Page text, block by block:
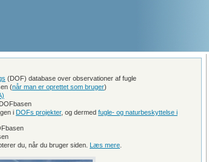
(DOF) database over observationer af fugle
(når man er oprettet som bruger)
i DOFs projekter, og dermed fugle- og naturbeskyttelse i
du, når du bruger siden. Læs mere